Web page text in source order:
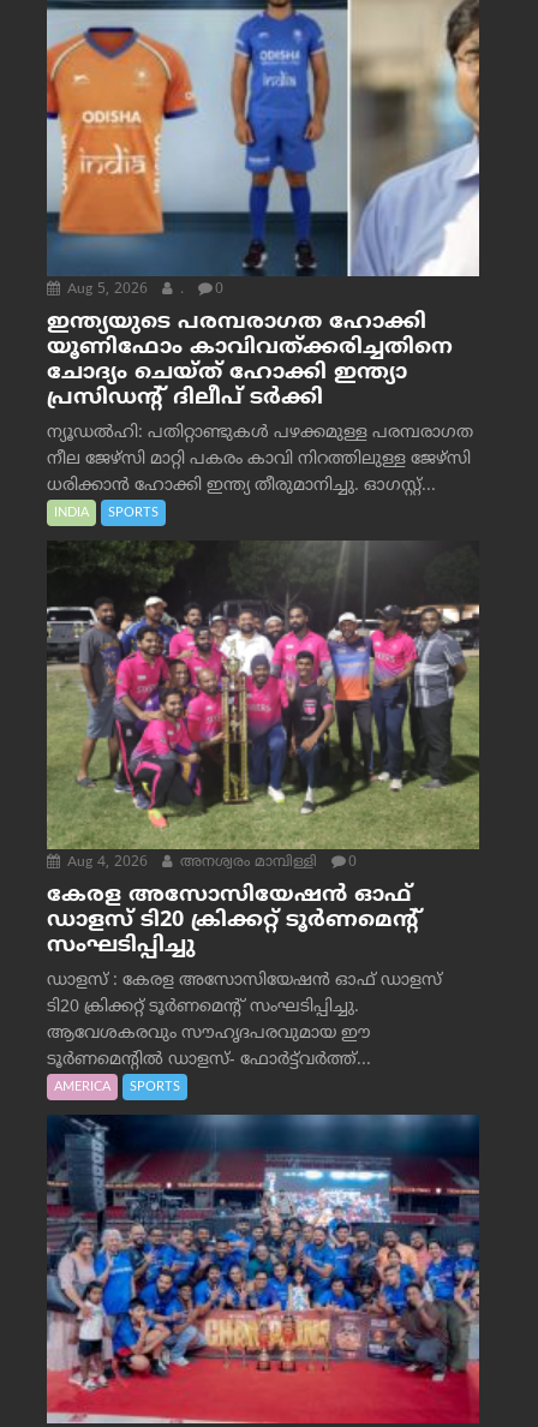
Aug 5, 2026 . 0
ഇന്ത്യയുടെ പരമ്പരാഗത ഹോക്കി
യൂണിഫോം കാവിവത്ക്കരിച്ചതിനെ
ചോദ്യം ചെയ്ത് ഹോക്കി ഇന്ത്യാ
പ്രസിഡന്റ് ദിലീപ് ടര്‍ക്കി
ന്യൂഡൽഹി: പതിറ്റാണ്ടുകൾ പഴക്കമുള്ള പരമ്പരാഗത
നീല ജേഴ്‌സി മാറ്റി പകരം കാവി നിറത്തിലുള്ള ജേഴ്‌സി
ധരിക്കാൻ ഹോക്കി ഇന്ത്യ തീരുമാനിച്ചു. ഓഗസ്റ്റ്...
INDIA SPORTS
Aug 4, 2026 അനശ്വരം മാമ്പിള്ളി 0
കേരള അസോസിയേഷൻ ഓഫ്
ഡാളസ് ടി20 ക്രിക്കറ്റ് ടൂർണമെന്റ്
സംഘടിപ്പിച്ചു
ഡാളസ് : കേരള അസോസിയേഷൻ ഓഫ് ഡാളസ്
ടി20 ക്രിക്കറ്റ് ടൂർണമെന്റ് സംഘടിപ്പിച്ചു.
ആവേശകരവും സൗഹൃദപരവുമായ ഈ
ടൂർണമെന്റിൽ ഡാളസ്- ഫോർട്ട്‌വര്‍ത്ത്...
AMERICA SPORTS